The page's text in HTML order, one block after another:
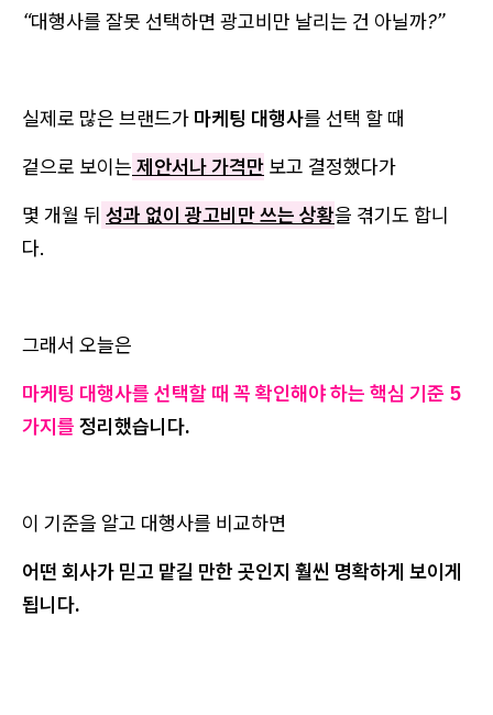
“대행사를 잘못 선택하면 광고비만 날리는 건 아닐까?”
실제로 많은 브랜드가 마케팅 대행사를 선택 할 때
겉으로 보이는 제안서나 가격만 보고 결정했다가
몇 개월 뒤 성과 없이 광고비만 쓰는 상황을 겪기도 합니
다.
그래서 오늘은
마케팅 대행사를 선택할 때 꼭 확인해야 하는 핵심 기준 5
가지를 정리했습니다.
이 기준을 알고 대행사를 비교하면
어떤 회사가 믿고 맡길 만한 곳인지 훨씬 명확하게 보이게
됩니다.